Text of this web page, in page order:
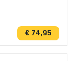
€ 74,95